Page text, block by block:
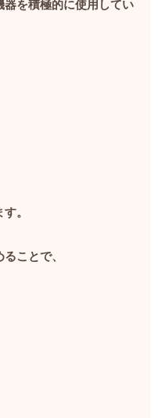
を積極的に使用してい
。
ことで、